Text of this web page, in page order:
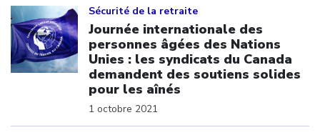
Sécurité de la retraite
Journée internationale des
personnes âgées des Nations
Unies : les syndicats du Canada
demandent des soutiens solides
pour les aînés
1 octobre 2021